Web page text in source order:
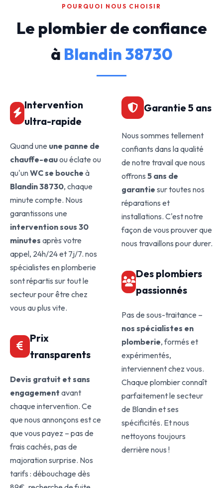
POURQUOI NOUS CHOISIR
Le plombier de confiance
à Blandin 38730
Intervention
ultra-rapide
Quand une une panne de
chauffe-eauou éclate ou
qu'unWC se bouche à
Blandin 38730, chaque
minute compte. Nous
garantissons une
intervention sous 30
minutes après votre
appel, 24h/24 et 7j/7. nos
spécialistes en plomberie
sont répartis sur tout le
secteur pour être chez
vous au plus vite.
Prix
transparents
Devis gratuit et sans
engagement avant
chaque intervention. Ce
que nous annonçons est ce
que vous payez – pas de
frais cachés, pas de
majoration surprise. Nos
tarifs : débouchage dès
Garantie 5 ans
Nous sommes tellement
confiants dans la qualité
de notre travail que nous
offrons 5 ans de
garantie sur toutes nos
réparations et
installations. C'est notre
façon de vous prouver que
nous travaillons pour durer.
Des plombiers
passionnés
Pas de sous-traitance –
nos spécialistes en
plomberie, formés et
expérimentés,
interviennent chez vous.
Chaque plombier connaît
parfaitement le secteur
de Blandin et ses
spécificités. Et nous
nettoyons toujours
derrière nous !